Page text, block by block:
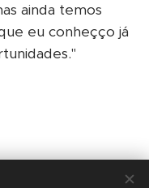
ainda temos
eu conheçço já